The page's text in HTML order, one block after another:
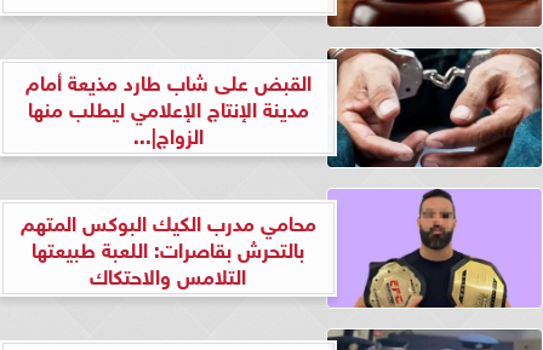
القبض على شاب طارد مذيعة أمام
مدينة الإنتاج الإعلامي ليطلب منها
الزواج|...
محامي مدرب الكيك البوكس المتهم
بالتحرش بقاصرات: اللعبة طبيعتها
التلامس والاحتكاك